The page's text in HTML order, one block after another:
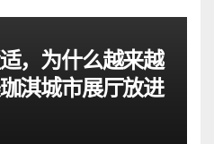
，为什么越来越
淇城市展厅放进